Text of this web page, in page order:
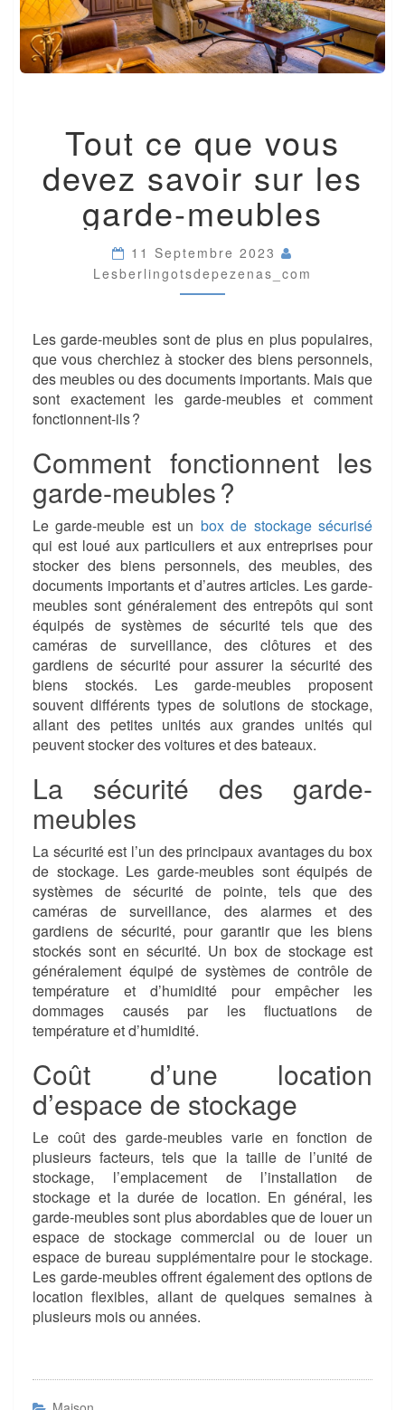
QUE
VOUS
DEVEZ
SAVOIR
SUR
GARDE-
MEUBLES
Tout ce que vous
devez savoir sur les
garde-meubles
11 Septembre 2023
Lesberlingotsdepezenas_com
Les garde-meubles sont de plus en plus populaires,
que vous cherchiez à stocker des biens personnels,
des meubles ou des documents importants. Mais que
sont exactement les garde-meubles et comment
fonctionnent-ils ?
Comment fonctionnent les
garde-meubles ?
Le garde-meuble est un box de stockage sécurisé
qui est loué aux particuliers et aux entreprises pour
stocker des biens personnels, des meubles, des
documents importants et d’autres articles. Les garde-
meubles sont généralement des entrepôts qui sont
équipés de systèmes de sécurité tels que des
caméras de surveillance, des clôtures et des
gardiens de sécurité pour assurer la sécurité des
biens stockés. Les garde-meubles proposent
souvent différents types de solutions de stockage,
allant des petites unités aux grandes unités qui
peuvent stocker des voitures et des bateaux.
La sécurité des garde-
meubles
La sécurité est l’un des principaux avantages du box
de stockage. Les garde-meubles sont équipés de
systèmes de sécurité de pointe, tels que des
caméras de surveillance, des alarmes et des
gardiens de sécurité, pour garantir que les biens
stockés sont en sécurité. Un box de stockage est
généralement équipé de systèmes de contrôle de
température et d’humidité pour empêcher les
dommages causés par les fluctuations de
température et d’humidité.
Coût d’une location
d’espace de stockage
Le coût des garde-meubles varie en fonction de
plusieurs facteurs, tels que la taille de l’unité de
stockage, l’emplacement de l’installation de
stockage et la durée de location. En général, les
garde-meubles sont plus abordables que de louer un
espace de stockage commercial ou de louer un
espace de bureau supplémentaire pour le stockage.
Les garde-meubles offrent également des options de
location flexibles, allant de quelques semaines à
plusieurs mois ou années.